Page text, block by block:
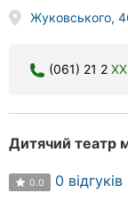
Жуковського,
(061) 21 2
Дитячий театр
0.0 0 відгуків